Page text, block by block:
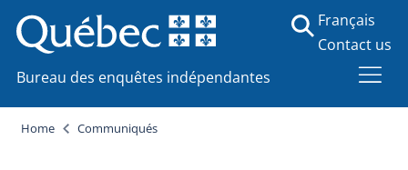
Bureau des enquêtes indépendantes
Français
Contact us
Home Communiqués